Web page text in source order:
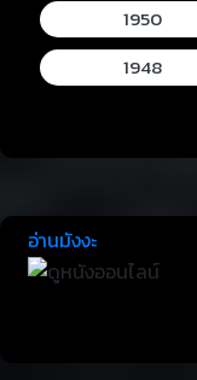
1950
1948
อ่านมังงะ